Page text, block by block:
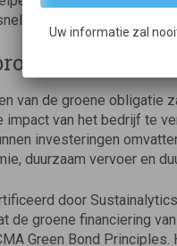
van de groene obligatie
van het bedrijf te
investeringen
duurzaam vervoer en
door
de groene financiering
Green Bond
Uw informatie zal